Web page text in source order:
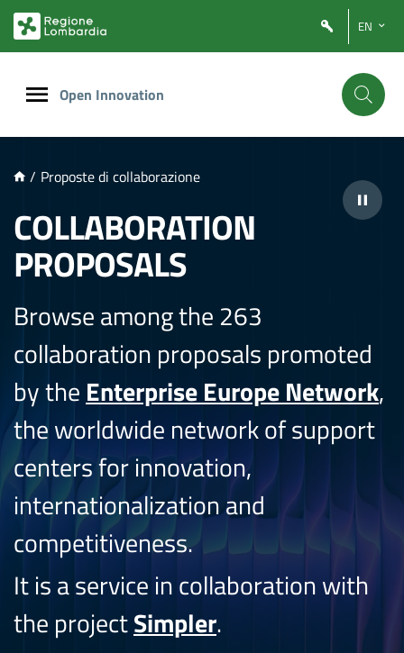
PRINCIPALE
EN
Open Innovation
/ Proposte di collaborazione
COLLABORATION
PROPOSALS
Browse among the 263
collaboration proposals promoted
by the Enterprise Europe Network,
the worldwide network of support
centers for innovation,
internationalization and
competitiveness.
It is a service in collaboration with
the projectSimpler.